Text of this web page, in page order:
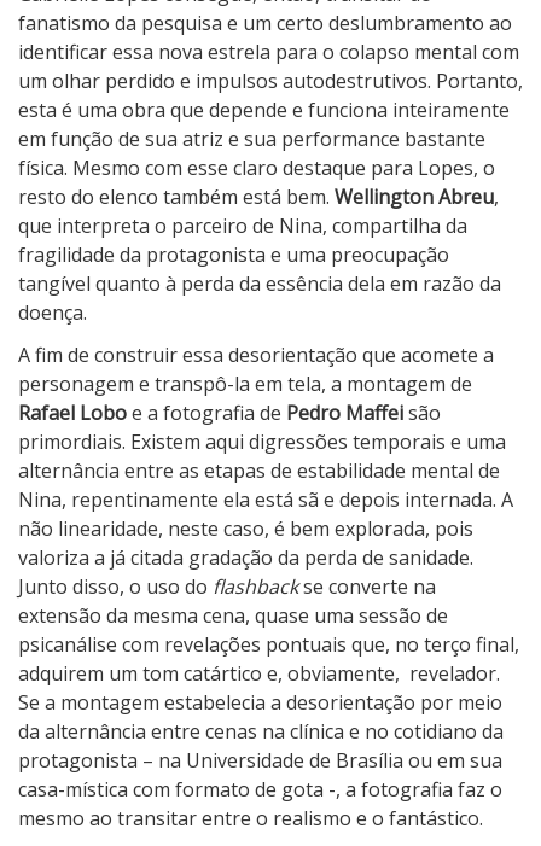
fanatismo da pesquisa e um certo deslumbramento ao
identificar essa nova estrela para o colapso mental com
um olhar perdido e impulsos autodestrutivos. Portanto,
esta é uma obra que depende e funciona inteiramente
em função de sua atriz e sua performance bastante
física. Mesmo com esse claro destaque para Lopes, o
resto do elenco também está bem. Wellington Abreu,
que interpreta o parceiro de Nina, compartilha da
fragilidade da protagonista e uma preocupação
tangível quanto à perda da essência dela em razão da
doença.
A fim de construir essa desorientação que acomete a
personagem e transpô-la em tela, a montagem de
Rafael Loboe a fotografia de Pedro Maffeisão
primordiais. Existem aqui digressões temporais e uma
alternância entre as etapas de estabilidade mental de
Nina, repentinamente ela está sã e depois internada. A
não linearidade, neste caso, é bem explorada, pois
valoriza a já citada gradação da perda de sanidade.
Junto disso, o uso do flashbackse converte na
extensão da mesma cena, quase uma sessão de
psicanálise com revelações pontuais que, no terço final,
adquirem um tom catártico e, obviamente, revelador.
Se a montagem estabelecia a desorientação por meio
da alternância entre cenas na clínica e no cotidiano da
protagonista – na Universidade de Brasília ou em sua
casa-mística com formato de gota -, a fotografia faz o
mesmo ao transitar entre o realismo e o fantástico.